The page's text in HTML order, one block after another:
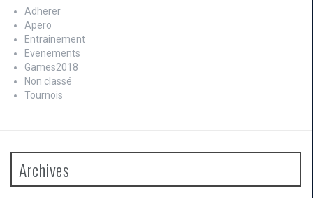
Adherer
Apero
Entrainement
Evenements
Games2018
Non classé
Tournois
Archives